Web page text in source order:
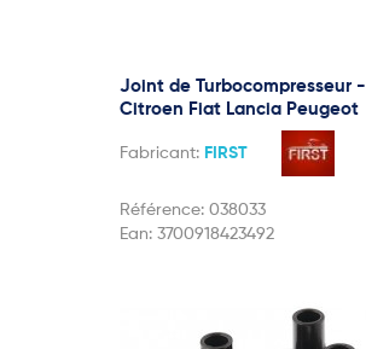
Joint de Turbocompresseur -
Citroen Fiat Lancia Peugeot
Fabricant: FIRST
Référence: 038033
Ean: 3700918423492